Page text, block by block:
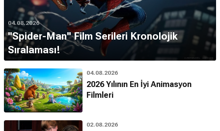
04.08.2026
''Spider-Man'' Film Serileri Kronolojik
Sıralaması!
04.08.2026
2026 Yılının En İyi Animasyon
Filmleri
02.08.2026